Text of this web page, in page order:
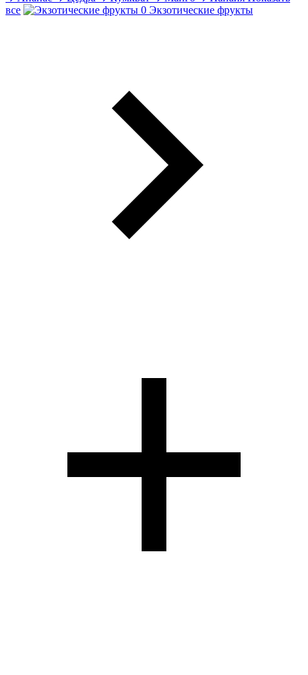
все
Экзотические фрукты